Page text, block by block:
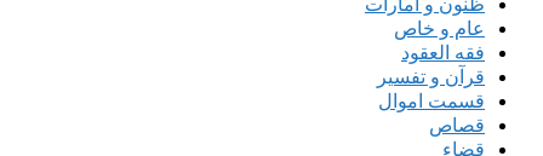
عام و خاص
فقه العقود
قرآن و تفسیر
قسمت اموال
قصاص
قضاء